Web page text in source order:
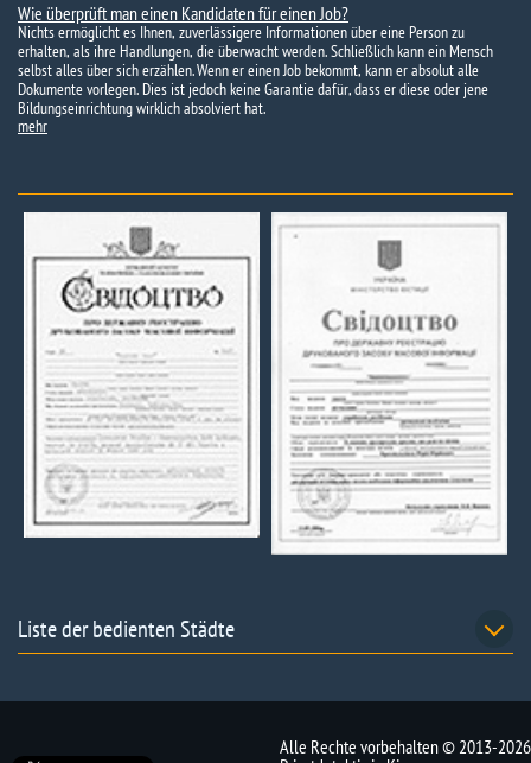
Wie überprüft man einen Kandidaten für einen Job?
Nichts ermöglicht es Ihnen, zuverlässigere Informationen über eine Person zu
erhalten, als ihre Handlungen, die überwacht werden. Schließlich kann ein Mensch
selbst alles über sich erzählen. Wenn er einen Job bekommt, kann er absolut alle
Dokumente vorlegen. Dies ist jedoch keine Garantie dafür, dass er diese oder jene
Bildungseinrichtung wirklich absolviert hat.
mehr
Liste der bedienten Städte
Alle Rechte vorbehalten © 2013-2026